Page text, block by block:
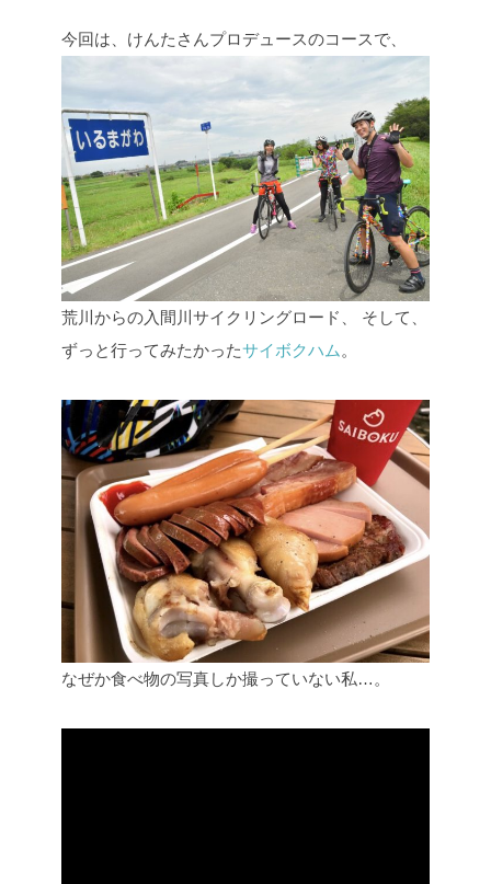
今回は、けんたさんプロデュースのコースで、
荒川からの入間川サイクリングロード、
そして、
ずっと行ってみたかったサイボクハム 。
なぜか食べ物の写真しか撮っていない私…。